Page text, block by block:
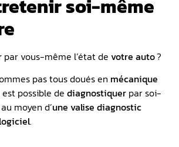
soi-même
par vous-même l’état de votre auto?
pas tous doués en mécanique
possible de diagnostiquer par soi-
moyen d’une valise diagnostic
.